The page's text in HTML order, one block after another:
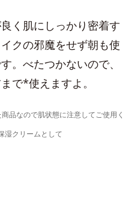
く肌にしっかり密着す
クの邪魔をせず朝も使
。べたつかないので、
で*使えますよ。
品なので肌状態に注意してご使用く
湿クリームとして